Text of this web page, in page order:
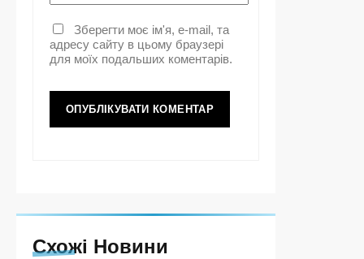
Зберегти моє ім'я, e-mail, та
адресу сайту в цьому браузері
для моїх подальших коментарів.
Схожі Новини